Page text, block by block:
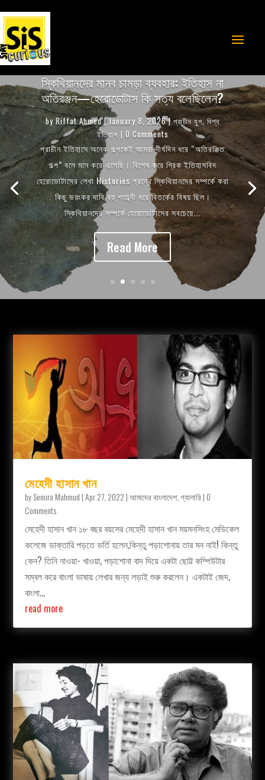
স্কিথিয়ানদের মানব চামড়া ব্যবহার: ইতিহাস না
অতিরঞ্জন—হেরোডোটাস কি সত্য বলেছিলেন?
byRiffat Ahmed|January 8, 2026|প্রাচীন যুগ,বিশ্ব
ইতিহাস | 0 Comments
প্রাচীন ইতিহাসে অনেক গল্পকেই আমরা দীর্ঘদিন ধরে “অতিরঞ্জিত
গল্প” বলে মনে করে এসেছি। বিশেষ করে গ্রিক ইতিহাসবিদ
হেরোডোটাসের লেখা Histories গ্রন্থে স্কিথিয়ানদের সম্পর্কে করা
কিছু ভয়ংকর দাবি বহু শতাব্দী ধরে বিতর্কের বিষয় ছিল।
স্কিথিয়ানদের সম্পর্কে হেরোডোটাসের সবচেয়ে...
Read More
Riffat Ahmed December 23, 2025 প্রাচীন যুগ বিশ্ব
ইতিহাস
মেহেদী হাসান খান
bySemira Mahmud |Apr 27, 2022 |আমাদের বাংলাদেশ,গ্যালারি| 0
Comments
মেহেদী হাসান খান ১৮ বছর বয়সের মেহেদী হাসান খান ময়মনসিংহ মেডিকেল
কলেজে ডাক্তারি পড়তে ভর্তি হলেন,কিন্তু পড়াশোনায় তার মন নাই! কিন্তু
কেন? তিনি নাওয়া- খাওয়া, পড়াশোনা বাদ দিয়ে একটা ছোট্ট কম্পিউটার
সম্বল করে বাংলা ভাষায় লেখার জন্য লড়াই শুরু করলেন। একটাই জেদ,
বাংলা...
read more